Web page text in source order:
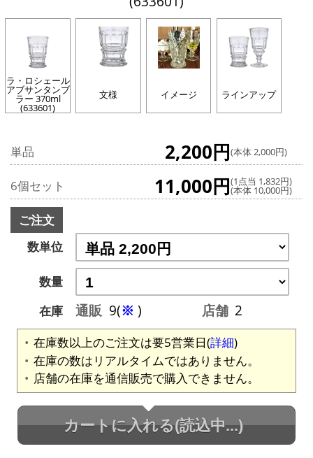
ラ・ロシェール
アブサンタンブ
ラー 370ml
(633601)
文様 イメージ ラインアップ
単品 2,200円(本体 2,000円)
6個セット 11,000円(1点当 1,832円)
(本体 10,000円)
ご注文
数単位
数量
在庫
通販 9(※ ) 店舗 2
在庫数以上のご注文は要5営業日(詳細)
在庫の数はリアルタイムではありません。
店舗の在庫を通信販売で購入できません。
カートに入れる(読込中...)